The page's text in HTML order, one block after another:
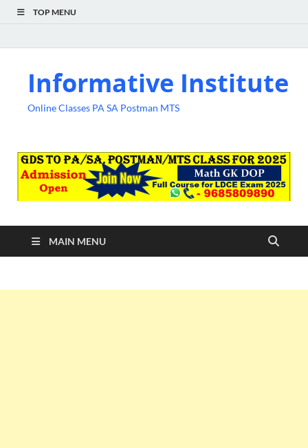
TOP MENU
Informative Institute
Online Classes PA SA Postman MTS
MAIN MENU